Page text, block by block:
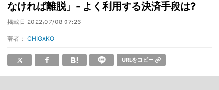
なければ離脱」- よく利用する決済手段は?
掲載日 2022/07/08 07:26
著者： CHIGAKO
URLをコピー